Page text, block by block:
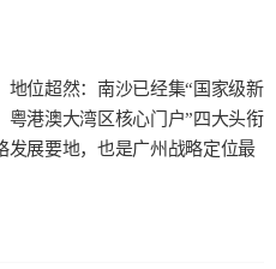
地位超然：南沙已经集“国家级新
粤港澳大湾区核心门户”四大头衔
发展要地，也是广州战略定位最